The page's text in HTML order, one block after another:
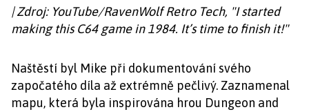
| Zdroj: YouTube/RavenWolf Retro Tech, "I started
making this C64 game in 1984. It’s time to finish it!"
Naštěstí byl Mike při dokumentování svého
započatého díla až extrémně pečlivý. Zaznamenal
mapu, která byla inspirována hrou Dungeon and